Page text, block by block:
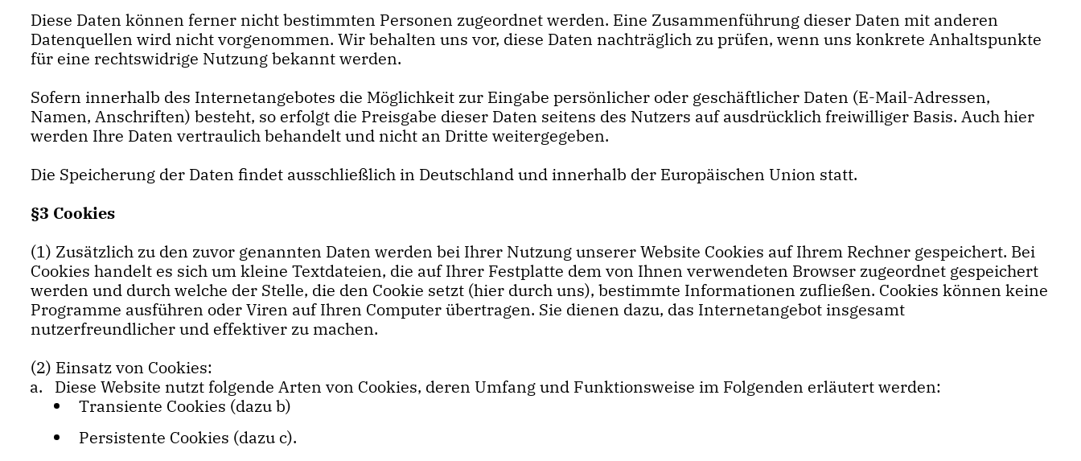
Diese Daten können ferner nicht bestimmten Personen zugeordnet werden. Eine Zusammenführung dieser Daten mit anderen
Datenquellen wird nicht vorgenommen. Wir behalten uns vor, diese Daten nachträglich zu prüfen, wenn uns konkrete Anhaltspunkte
für eine rechtswidrige Nutzung bekannt werden.
Sofern innerhalb des Internetangebotes die Möglichkeit zur Eingabe persönlicher oder geschäftlicher Daten (E-Mail-Adressen,
Namen, Anschriften) besteht, so erfolgt die Preisgabe dieser Daten seitens des Nutzers auf ausdrücklich freiwilliger Basis. Auch hier
werden Ihre Daten vertraulich behandelt und nicht an Dritte weitergegeben.
Die Speicherung der Daten findet ausschließlich in Deutschland und innerhalb der Europäischen Union statt.
§3 Cookies
(1) Zusätzlich zu den zuvor genannten Daten werden bei Ihrer Nutzung unserer Website Cookies auf Ihrem Rechner gespeichert. Bei
Cookies handelt es sich um kleine Textdateien, die auf Ihrer Festplatte dem von Ihnen verwendeten Browser zugeordnet gespeichert
werden und durch welche der Stelle, die den Cookie setzt (hier durch uns), bestimmte Informationen zufließen. Cookies können keine
Programme ausführen oder Viren auf Ihren Computer übertragen. Sie dienen dazu, das Internetangebot insgesamt
nutzerfreundlicher und effektiver zu machen.
(2) Einsatz von Cookies:
Diese Website nutzt folgende Arten von Cookies, deren Umfang und Funktionsweise im Folgenden erläutert werden:
Transiente Cookies (dazu b)
Persistente Cookies (dazu c).